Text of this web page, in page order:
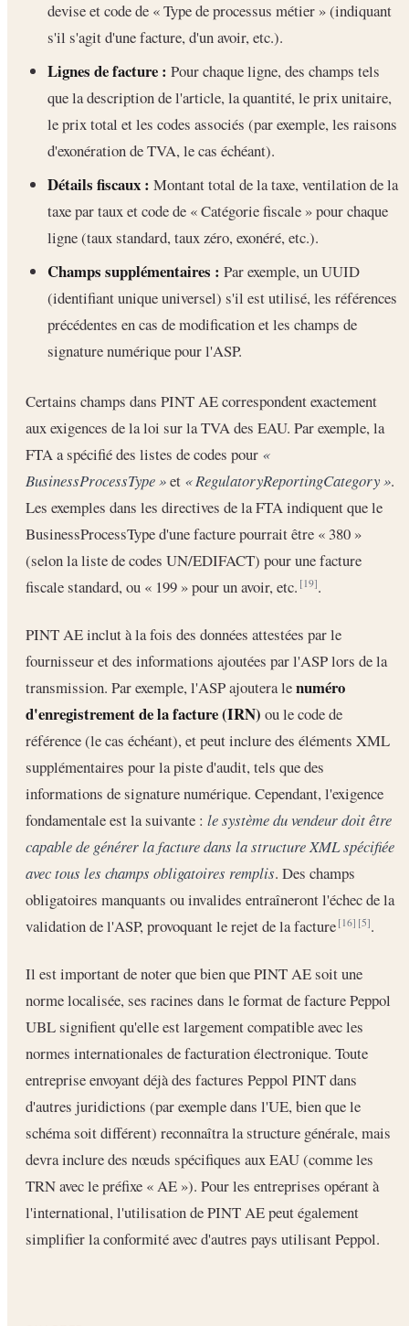
devise et code de « Type de processus métier » (indiquant
s'il s'agit d'une facture, d'un avoir, etc.).
Lignes de facture : Pour chaque ligne, des champs tels
que la description de l'article, la quantité, le prix unitaire,
le prix total et les codes associés (par exemple, les raisons
d'exonération de TVA, le cas échéant).
Détails fiscaux : Montant total de la taxe, ventilation de la
taxe par taux et code de « Catégorie fiscale » pour chaque
ligne (taux standard, taux zéro, exonéré, etc.).
Champs supplémentaires : Par exemple, un UUID
(identifiant unique universel) s'il est utilisé, les références
précédentes en cas de modification et les champs de
signature numérique pour l'ASP.
Certains champs dans PINT AE correspondent exactement
aux exigences de la loi sur la TVA des EAU. Par exemple, la
FTA a spécifié des listes de codes pour «
BusinessProcessType »et « RegulatoryReportingCategory ».
Les exemples dans les directives de la FTA indiquent que le
BusinessProcessType d'une facture pourrait être « 380 »
(selon la liste de codes UN/EDIFACT) pour une facture
fiscale standard, ou « 199 » pour un avoir, etc.[19].
PINT AE inclut à la fois des données attestées par le
fournisseur et des informations ajoutées par l'ASP lors de la
transmission. Par exemple, l'ASP ajoutera lenuméro
d'enregistrement de la facture (IRN) ou le code de
référence (le cas échéant), et peut inclure des éléments XML
supplémentaires pour la piste d'audit, tels que des
informations de signature numérique. Cependant, l'exigence
fondamentale est la suivante : le système du vendeur doit être
capable de générer la facture dans la structure XML spécifiée
avec tous les champs obligatoires remplis. Des champs
obligatoires manquants ou invalides entraîneront l'échec de la
validation de l'ASP, provoquant le rejet de la facture[16] [5].
Il est important de noter que bien que PINT AE soit une
norme localisée, ses racines dans le format de facture Peppol
UBL signifient qu'elle est largement compatible avec les
normes internationales de facturation électronique. Toute
entreprise envoyant déjà des factures Peppol PINT dans
d'autres juridictions (par exemple dans l'UE, bien que le
schéma soit différent) reconnaîtra la structure générale, mais
devra inclure des nœuds spécifiques aux EAU (comme les
TRN avec le préfixe « AE »). Pour les entreprises opérant à
l'international, l'utilisation de PINT AE peut également
simplifier la conformité avec d'autres pays utilisant Peppol.